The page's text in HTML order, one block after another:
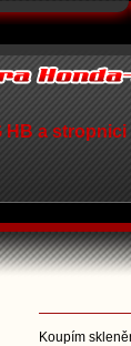
HB a stropnici
Koupím